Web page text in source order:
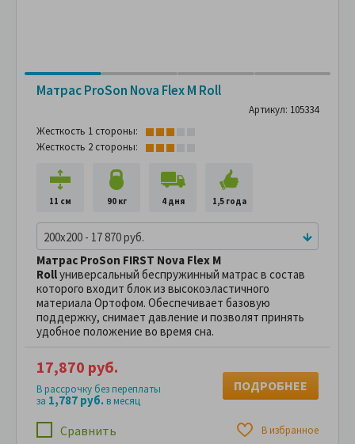
Матрас ProSon Nova Flex M Roll
Артикул: 105334
Жесткость 1 стороны:
Жесткость 2 стороны:
11 см 90 кг 4 дня 1,5 года
200x200 - 17 870 руб.
Матрас ProSon FIRST Nova Flex M
Rollуниверсальный беспружинный матрас в состав
которого входит блок из высокоэластичного
материала Ортофом. Обеспечивает базовую
поддержку, снимает давление и позволят принять
удобное положение во время сна.
Сравнить В избранное
17,870 руб.
В рассрочку без переплаты
за 1,787 руб.в месяц
ПОДРОБНЕЕ